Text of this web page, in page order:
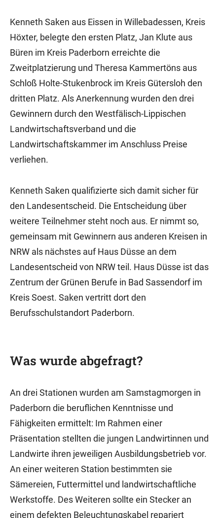
Kenneth Saken aus Eissen in Willebadessen, Kreis
Höxter, belegte den ersten Platz, Jan Klute aus
Büren im Kreis Paderborn erreichte die
Zweitplatzierung und Theresa Kammertöns aus
Schloß Holte-Stukenbrock im Kreis Gütersloh den
dritten Platz. Als Anerkennung wurden den drei
Gewinnern durch den Westfälisch-Lippischen
Landwirtschaftsverband und die
Landwirtschaftskammer im Anschluss Preise
verliehen.
Kenneth Saken qualifizierte sich damit sicher für
den Landesentscheid. Die Entscheidung über
weitere Teilnehmer steht noch aus. Er nimmt so,
gemeinsam mit Gewinnern aus anderen Kreisen in
NRW als nächstes auf Haus Düsse an dem
Landesentscheid von NRW teil. Haus Düsse ist das
Zentrum der Grünen Berufe in Bad Sassendorf im
Kreis Soest. Saken vertritt dort den
Berufsschulstandort Paderborn.
Was wurde abgefragt?
An drei Stationen wurden am Samstagmorgen in
Paderborn die beruflichen Kenntnisse und
Fähigkeiten ermittelt: Im Rahmen einer
Präsentation stellten die jungen Landwirtinnen und
Landwirte ihren jeweiligen Ausbildungsbetrieb vor.
An einer weiteren Station bestimmten sie
Sämereien, Futtermittel und landwirtschaftliche
Werkstoffe. Des Weiteren sollte ein Stecker an
einem defekten Beleuchtungskabel repariert